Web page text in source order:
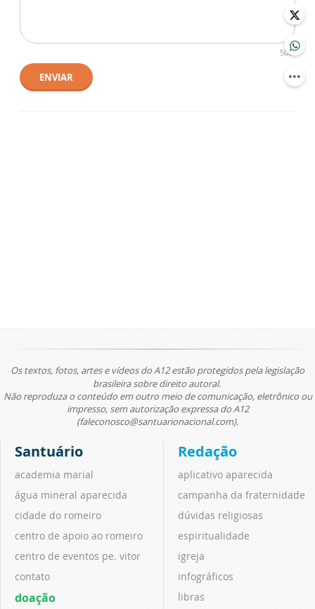
500
ENVIAR
Os textos, fotos, artes e vídeos do A12 estão protegidos pela legislação
brasileira sobre direito autoral.
Não reproduza o conteúdo em outro meio de comunicação, eletrônico ou
impresso, sem autorização expressa do A12
(faleconosco@santuarionacional.com).
Santuário
academia marial
água mineral aparecida
cidade do romeiro
centro de apoio ao romeiro
centro de eventos pe. vitor
contato
doação
Redação
aplicativo aparecida
campanha da fraternidade
dúvidas religiosas
espiritualidade
igreja
infográficos
libras